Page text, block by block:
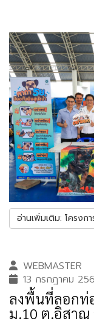
อ่านเพิ่มเติม: โครงก
WEBMASTER
13 กรกฎาคม
ลงพื้นที่ลอกท่
ม.10 ต.อิสาณ